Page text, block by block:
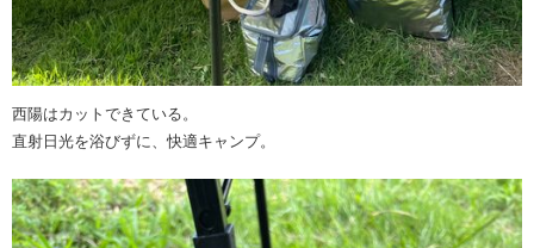
西陽はカットできている。
直射日光を浴びずに、快適キャンプ。